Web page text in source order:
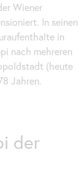
Wiener
In seinen
in
nach mehreren
(heute
Jahren.
der